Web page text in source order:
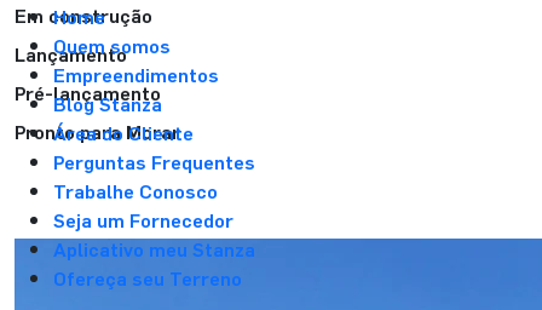
Home
Quem somos
Empreendimentos
Blog Stanza
Área do Cliente
Perguntas Frequentes
Trabalhe Conosco
Seja um Fornecedor
Aplicativo meu Stanza
Ofereça seu Terreno
Em construção
Lançamento
Pré-lançamento
Pronto para Morar